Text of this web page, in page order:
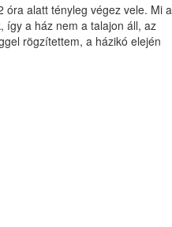
alatt tényleg végez vele. Mi a
így a ház nem a talajon áll, az
rögzítettem, a házikó elején